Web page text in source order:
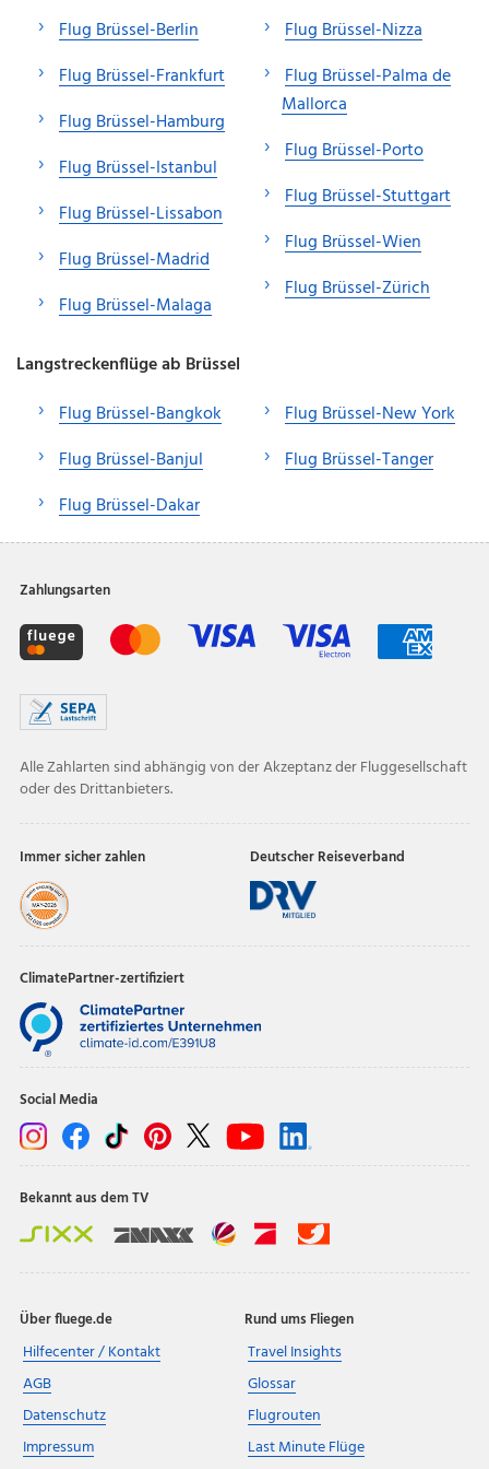
Flug Brüssel-Berlin
Flug Brüssel-Frankfurt
Flug Brüssel-Hamburg
Flug Brüssel-Istanbul
Flug Brüssel-Lissabon
Flug Brüssel-Madrid
Flug Brüssel-Malaga
Flug Brüssel-Nizza
Flug Brüssel-Palma de
Mallorca
Flug Brüssel-Porto
Flug Brüssel-Stuttgart
Flug Brüssel-Wien
Flug Brüssel-Zürich
Langstreckenflüge ab Brüssel
Flug Brüssel-Bangkok
Flug Brüssel-Banjul
Flug Brüssel-Dakar
Flug Brüssel-New York
Flug Brüssel-Tanger